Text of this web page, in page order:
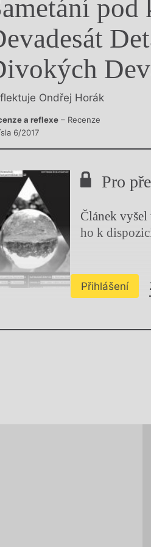
pod
Ondřej Horák
a reflexe – Recenze
6/2017
Pro
Článek vyšel
ho k
Přihlášení